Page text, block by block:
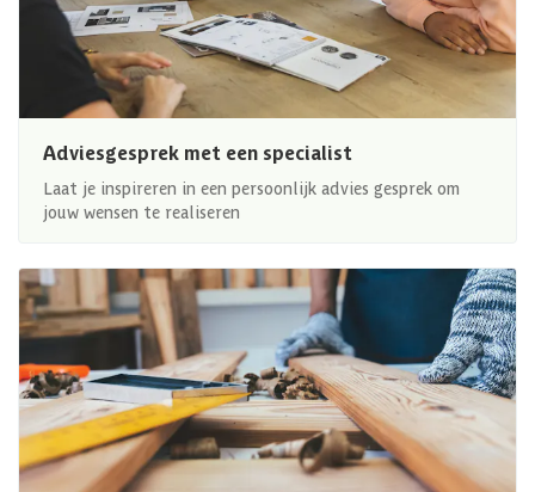
Adviesgesprek met een specialist
Laat je inspireren in een persoonlijk advies gesprek om
jouw wensen te realiseren